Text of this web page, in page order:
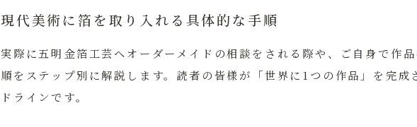
現代美術に箔を取り入れる具体的な手順
実際に五明金箔工芸へオーダーメイドの相談をされる際や、ご自身で作
順をステップ別に解説します。読者の皆様が「世界に1つの作品」を完成
ドラインです。